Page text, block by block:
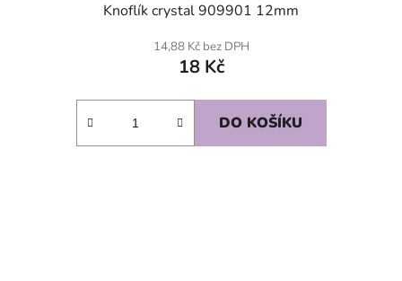
Knoflík crystal 909901 12mm
14,88 Kč bez DPH
18 Kč
DO KOŠÍKU